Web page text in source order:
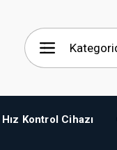
Kontrol Cihazı